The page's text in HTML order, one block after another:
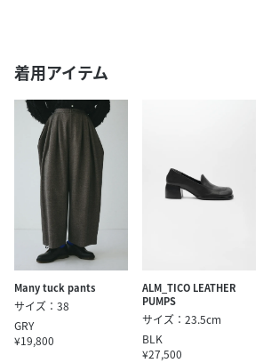
着用アイテム
Many tuck pants
サイズ：38
GRY
¥19,800
ALM_TICO LEATHER
PUMPS
サイズ：23.5cm
BLK
¥27,500